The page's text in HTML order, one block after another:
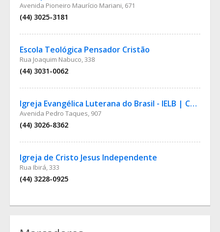
Avenida Pioneiro Maurício Mariani, 671
(44) 3025-3181
Escola Teológica Pensador Cristão
Rua Joaquim Nabuco, 338
(44) 3031-0062
Igreja Evangélica Luterana do Brasil - IELB | Congregação São Marcos
Avenida Pedro Taques, 907
(44) 3026-8362
Igreja de Cristo Jesus Independente
Rua Ibirá, 333
(44) 3228-0925